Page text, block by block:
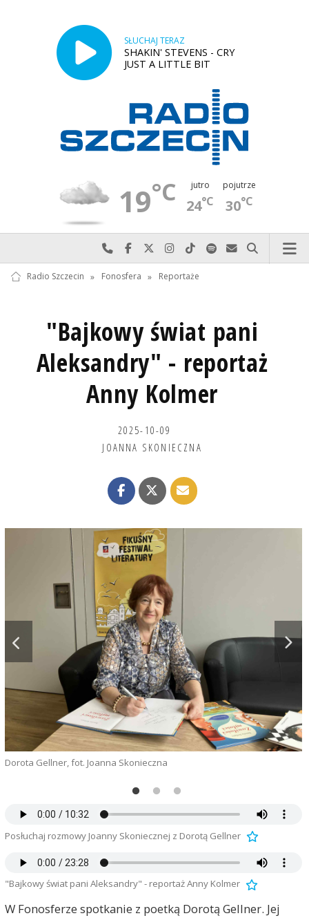
SŁUCHAJ TERAZ
SHAKIN' STEVENS - CRY
JUST A LITTLE BIT
19°C jutro
24°C
pojutrze
30°C
Najlepiej po prostu do nas zadzwoń
Odwiedź nas na Facebook-u
Odwiedź nas na X
Odwiedź nas na Instagram-ie
Odwiedź nas na TikTok-u
Szukaj nas na Spotify
Wyślij do nas
Szukaj
Radio Szczecin » Fonosfera » Reportaże
"Bajkowy świat pani
Aleksandry" - reportaż
Anny Kolmer
2025-10-09
JOANNA SKONIECZNA
Dorota Gellner, fot. Joanna Skonieczna
Posłuchaj rozmowy Joanny Skoniecznej z Dorotą Gellner
"Bajkowy świat pani Aleksandry" - reportaż Anny Kolmer
W Fonosferze spotkanie z poetką Dorotą Gellner. Jej